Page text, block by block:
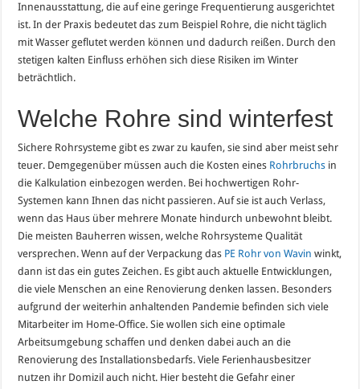
Innenausstattung, die auf eine geringe Frequentierung ausgerichtet
ist. In der Praxis bedeutet das zum Beispiel Rohre, die nicht täglich
mit Wasser geflutet werden können und dadurch reißen. Durch den
stetigen kalten Einfluss erhöhen sich diese Risiken im Winter
beträchtlich.
Welche Rohre sind winterfest
Sichere Rohrsysteme gibt es zwar zu kaufen, sie sind aber meist sehr
teuer. Demgegenüber müssen auch die Kosten eines Rohrbruchs in
die Kalkulation einbezogen werden. Bei hochwertigen Rohr-
Systemen kann Ihnen das nicht passieren. Auf sie ist auch Verlass,
wenn das Haus über mehrere Monate hindurch unbewohnt bleibt.
Die meisten Bauherren wissen, welche Rohrsysteme Qualität
versprechen. Wenn auf der Verpackung das PE Rohr von Wavin winkt,
dann ist das ein gutes Zeichen. Es gibt auch aktuelle Entwicklungen,
die viele Menschen an eine Renovierung denken lassen. Besonders
aufgrund der weiterhin anhaltenden Pandemie befinden sich viele
Mitarbeiter im Home-Office. Sie wollen sich eine optimale
Arbeitsumgebung schaffen und denken dabei auch an die
Renovierung des Installationsbedarfs. Viele Ferienhausbesitzer
nutzen ihr Domizil auch nicht. Hier besteht die Gefahr einer